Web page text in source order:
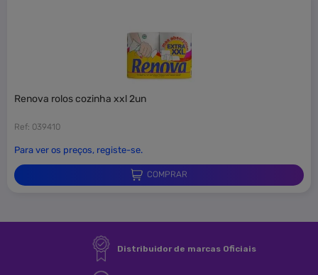
renova rolos cozinha xxl 2un
Ref: 039410
Para ver os preços, registe-se.
COMPRAR
Distribuidor de marcas Oficiais
Entrar
de favoritos.
Cancelar Entrar